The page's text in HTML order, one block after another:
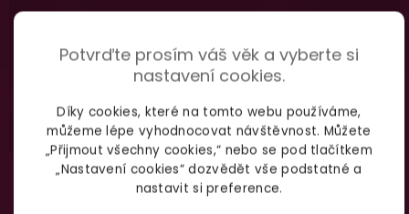
Potvrďte prosím váš věk a vyberte si
nastavení cookies.
Díky cookies, které na tomto webu používáme,
můžeme lépe vyhodnocovat návštěvnost. Můžete
„Přijmout všechny cookies,“ nebo se pod tlačítkem
„Nastavení cookies“ dozvědět vše podstatné a
nastavit si preference.
Napište nám kdykoliv
(Po-Pá 7.00-18.00)